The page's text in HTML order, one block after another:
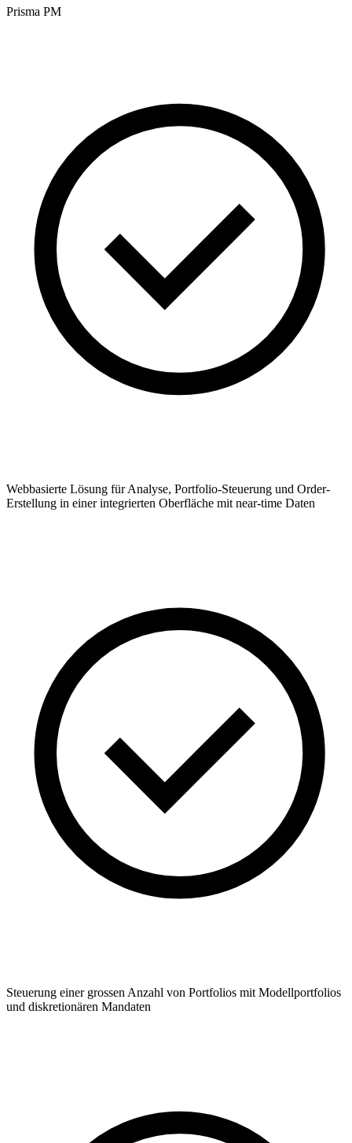
Prisma PM
Webbasierte Lösung für Analyse, Portfolio-Steuerung und Order-
Erstellung in einer integrierten Oberfläche mit near-time Daten
Steuerung einer grossen Anzahl von Portfolios mit Modellportfolios
und diskretionären Mandaten